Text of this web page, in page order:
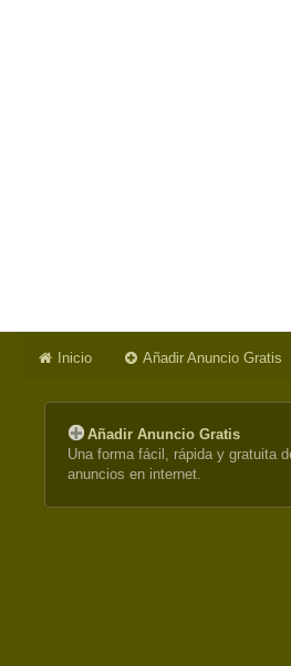
Inicio Añadir Anuncio Gratis
Añadir Anuncio Gratis
Una forma fácil, rápida y gratuita
anuncios en internet.